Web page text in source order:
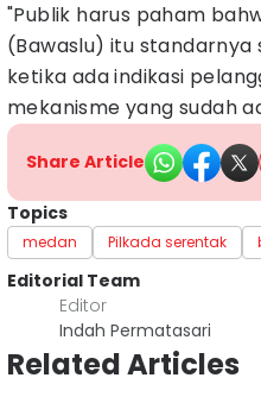
"Publik harus paham
(Bawaslu) itu
ketika ada indikasi
mekanisme yang sudah
Share Article
Topics
medan Pilkada serentak
Editorial Team
Editor
Indah Permatasari
Related Articles